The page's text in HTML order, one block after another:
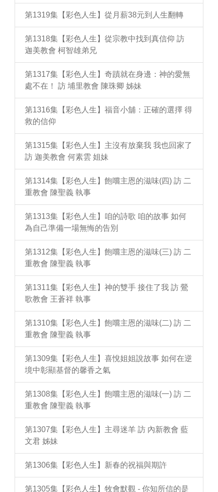
第1319集【彩色人生】從月薪38元到人生翻轉
第1318集【彩色人生】從宗教中找到真信仰 訪
迦美教會 柯智雄弟兄
第1317集【彩色人生】奇蹟就在身邊：神的愛無
處不在！ 訪 埔里教會 陳珠卿 姊妹
第1316集【彩色人生】福音小舖：正確的選擇 得
救的信仰
第1315集【彩色人生】主沒有放棄我 我也回家了
訪 迦美教會 何素雲 姐妹
第1314集【彩色人生】飽嚐主恩的滋味(四) 訪 二
重教會 陳聖義 執事
第1313集【彩色人生】咱的詩歌 咱的故事 如何
為自己準備一場無悔的告別
第1312集【彩色人生】飽嚐主恩的滋味(三) 訪 二
重教會 陳聖義 執事
第1311集【彩色人生】神的雙手 接住了我 訪 鶯
歌教會 王蒼祥 執事
第1310集【彩色人生】飽嚐主恩的滋味(二) 訪 二
重教會 陳聖義 執事
第1309集【彩色人生】喜悅姐姐說故事 如何在逆
境中彰顯基督的馨香之氣
第1308集【彩色人生】飽嚐主恩的滋味(一) 訪 二
重教會 陳聖義 執事
第1307集【彩色人生】主尋迷羊 訪 內新教會 藍
文君 姊妹
第1306集【彩色人生】新春的祝福與期許
第1305集【彩色人生】牧會默觀 - 你知所信的是